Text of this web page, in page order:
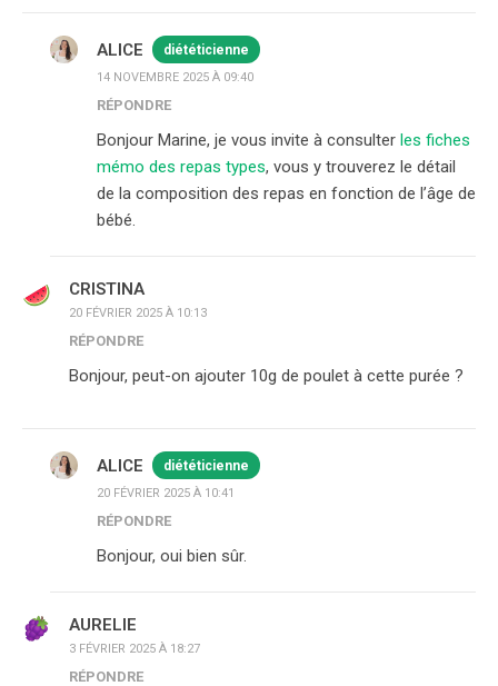
ALICE diététicienne
14 NOVEMBRE 2025 À 09:40
RÉPONDRE
Bonjour Marine, je vous invite à consulter les fiches
mémo des repas types, vous y trouverez le détail
de la composition des repas en fonction de l’âge de
bébé.
CRISTINA
20 FÉVRIER 2025 À 10:13
RÉPONDRE
Bonjour, peut-on ajouter 10g de poulet à cette purée ?
ALICE diététicienne
20 FÉVRIER 2025 À 10:41
RÉPONDRE
Bonjour, oui bien sûr.
AURELIE
3 FÉVRIER 2025 À 18:27
RÉPONDRE